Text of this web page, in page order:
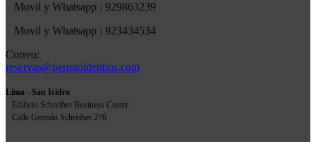
Movil y Whatsapp : 929863239
Movil y Whatsapp : 923434534
Correo:
reservas@perugoldenbus.com
Lima - San Isidro
Edificio Schreiber Business Center
Calle Germán Schreiber 276